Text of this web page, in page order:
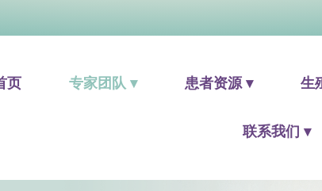
页 专家团队 ▾ 患者资源 ▾ 生
联系我们 ▾